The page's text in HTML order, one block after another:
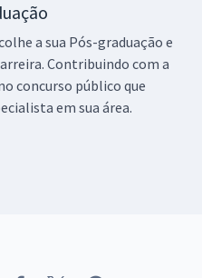
a sua Pós-graduação e
Contribuindo com a
concurso público que
em sua área.